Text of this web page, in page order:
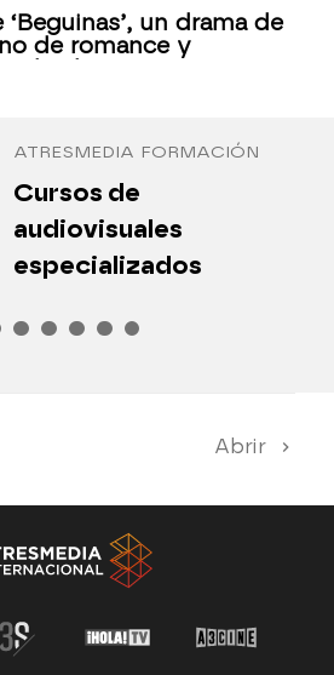
‘Beguinas’, un drama de
de romance y
ATRESMEDIA FORMACIÓN
Cursos de
audiovisuales
especializados
Abrir
El Hormiguero
Pasapalabra